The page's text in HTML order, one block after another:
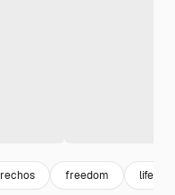
freedom life